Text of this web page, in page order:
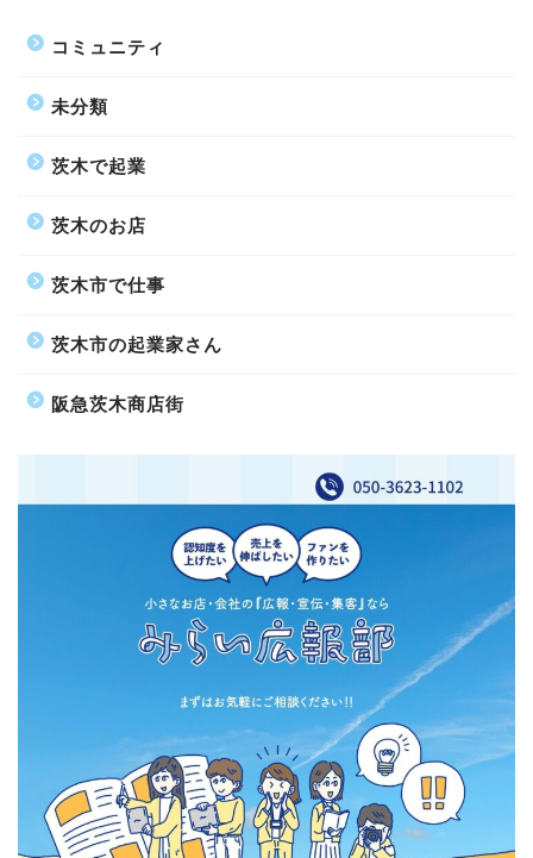
コミュニティ
未分類
茨木で起業
茨木のお店
茨木市で仕事
茨木市の起業家さん
阪急茨木商店街